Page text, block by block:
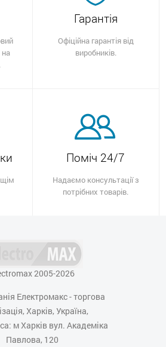
на
Гарантія
Офіційна гарантія від
виробників.
Поміч 24/7
Надаємо консультації з
потрібних товарів.
2005-2026
Електромакс - торгова
Харків, Україна,
м Харків вул. Академіка
Павлова, 120